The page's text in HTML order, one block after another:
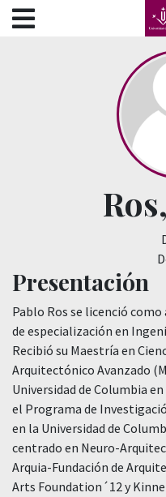
Presentación
Pablo Ros se licenció
de especialización en
Recibió su Maestría en
Arquitectónico Avanzado
Universidad de Columbia
el Programa de
en la Universidad de
centrado en Neuro-
Arquia-Fundación de
Arts Foundation´12 y